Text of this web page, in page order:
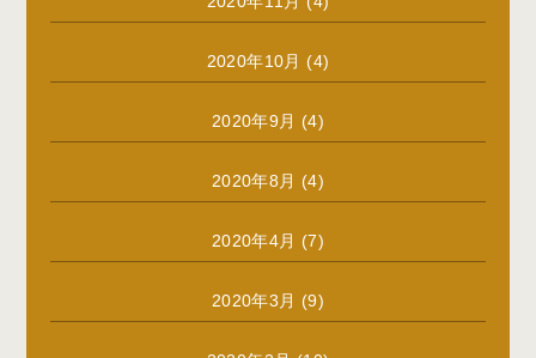
2020年10月 (4)
2020年9月 (4)
2020年8月 (4)
2020年4月 (7)
2020年3月 (9)